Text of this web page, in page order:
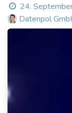
24.
Datenpol